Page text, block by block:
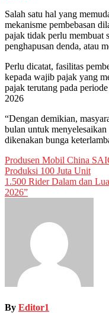
Salah satu hal yang
mekanisme pembebasan
pajak tidak perlu membuat
penghapusan denda, atau
Perlu dicatat, fasilitas
kepada wajib pajak yang
pajak terutang pada
2026
“Dengan demikian,
bulan untuk
dikenakan bunga
Post
navigation
Produsen Mobil China
Produksi 100 Juta Unit
1.500 Rider Dalam dan
2026”
By Editor1